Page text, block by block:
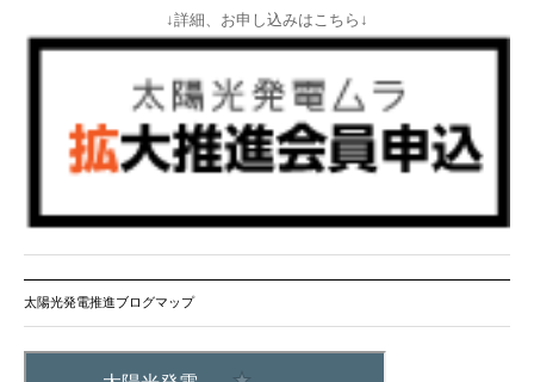
↓詳細、お申し込みはこちら↓
太陽光発電推進ブログマップ